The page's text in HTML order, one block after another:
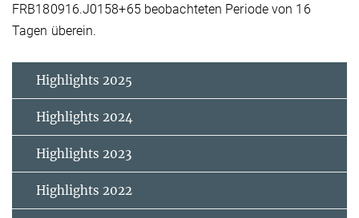
FRB180916.J0158+65 beobachteten Periode von 16
Tagen überein.
Highlights 2025
Highlights 2024
Highlights 2023
Highlights 2022